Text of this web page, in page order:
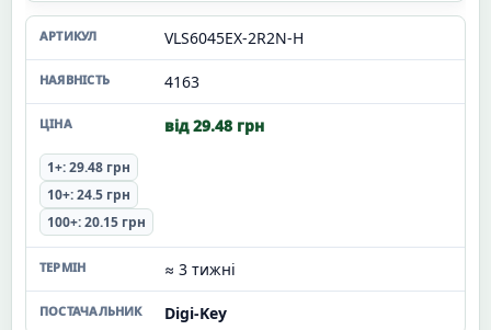
VLS6045EX-2R2N-H
4163
від 29.48 грн
1+: 29.48 грн
10+: 24.5 грн
100+: 20.15 грн
≈ 3 тижні
Digi-Key